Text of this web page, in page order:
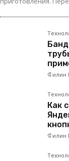
Филин
Как
Филин